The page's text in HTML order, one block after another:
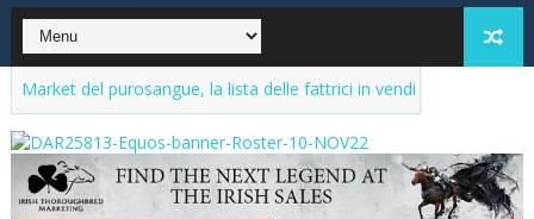
purosangue, la lista delle fattrici in vendita. Aggiornamenti continui